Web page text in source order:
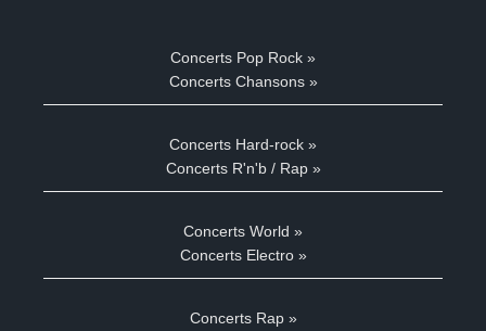
Concerts Pop Rock »
Concerts Chansons »
Concerts Hard-rock »
Concerts R'n'b / Rap »
Concerts World »
Concerts Electro »
Concerts Rap »